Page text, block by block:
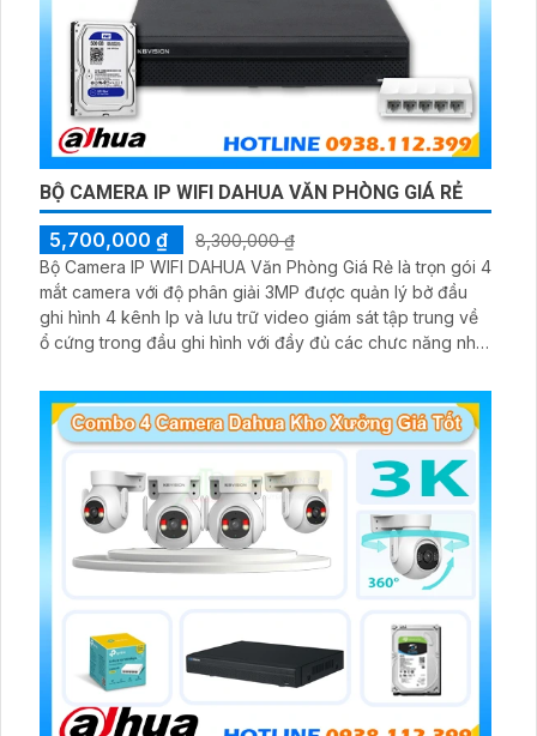
BỘ CAMERA IP WIFI DAHUA VĂN PHÒNG GIÁ RẺ
5,700,000 ₫
8,300,000 ₫
Bộ Camera IP WIFI DAHUA Văn Phòng Giá Rẻ là trọn gói 4
mắt camera với độ phân giải 3MP được quản lý bở đầu
ghi hình 4 kênh Ip và lưu trữ video giám sát tập trung về
ổ cứng trong đầu ghi hình với đầy đủ các chưc năng như
giám sát có màu vào ban đêm